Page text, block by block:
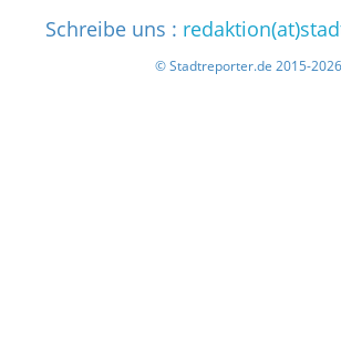
Schreibe uns :
© Stadtreporter.de 2015-2026